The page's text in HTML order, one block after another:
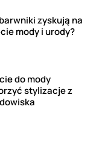
zyskują na
mody i urody?
do mody
stylizacje z